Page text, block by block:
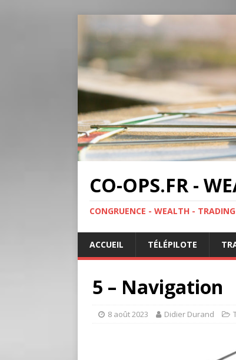
CO-OPS.FR -
CONGRUENCE - WEALTH -
ACCUEIL TÉLÉPILOTE
5 – Navigation
8 août 2023 Didier Durand